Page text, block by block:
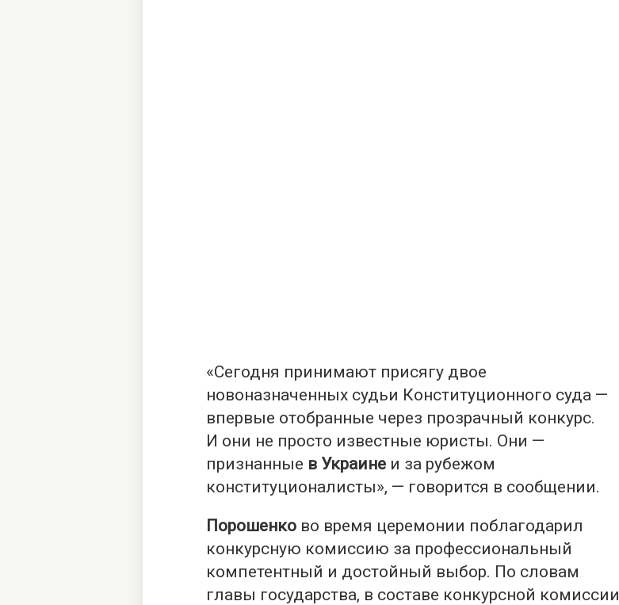
«Сегодня принимают присягу двое
новоназначенных судьи Конституционного суда —
впервые отобранные через прозрачный конкурс.
И они не просто известные юристы. Они —
признанные в Украине и за рубежом
конституционалисты», — говорится в сообщении.
Порошенко во время церемонии поблагодарил
конкурсную комиссию за профессиональный
компетентный и достойный выбор. По словам
главы государства, в составе конкурсной комиссии